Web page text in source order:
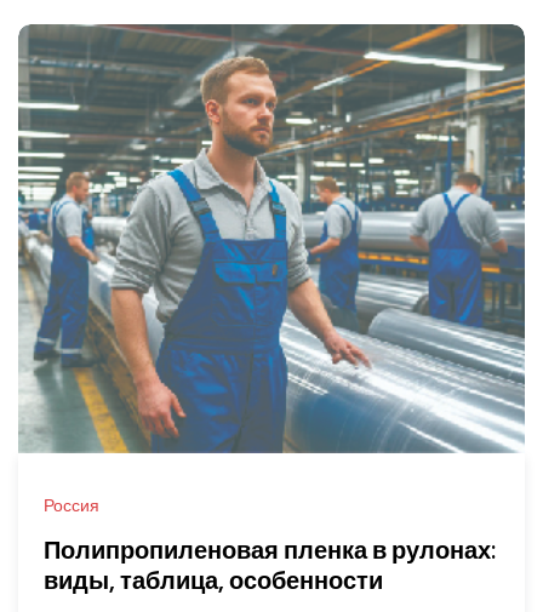
Россия
Полипропиленовая пленка в рулонах:
виды, таблица, особенности